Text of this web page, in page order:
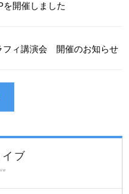
を開催しました
ィ講演会 開催のお知らせ
ブ